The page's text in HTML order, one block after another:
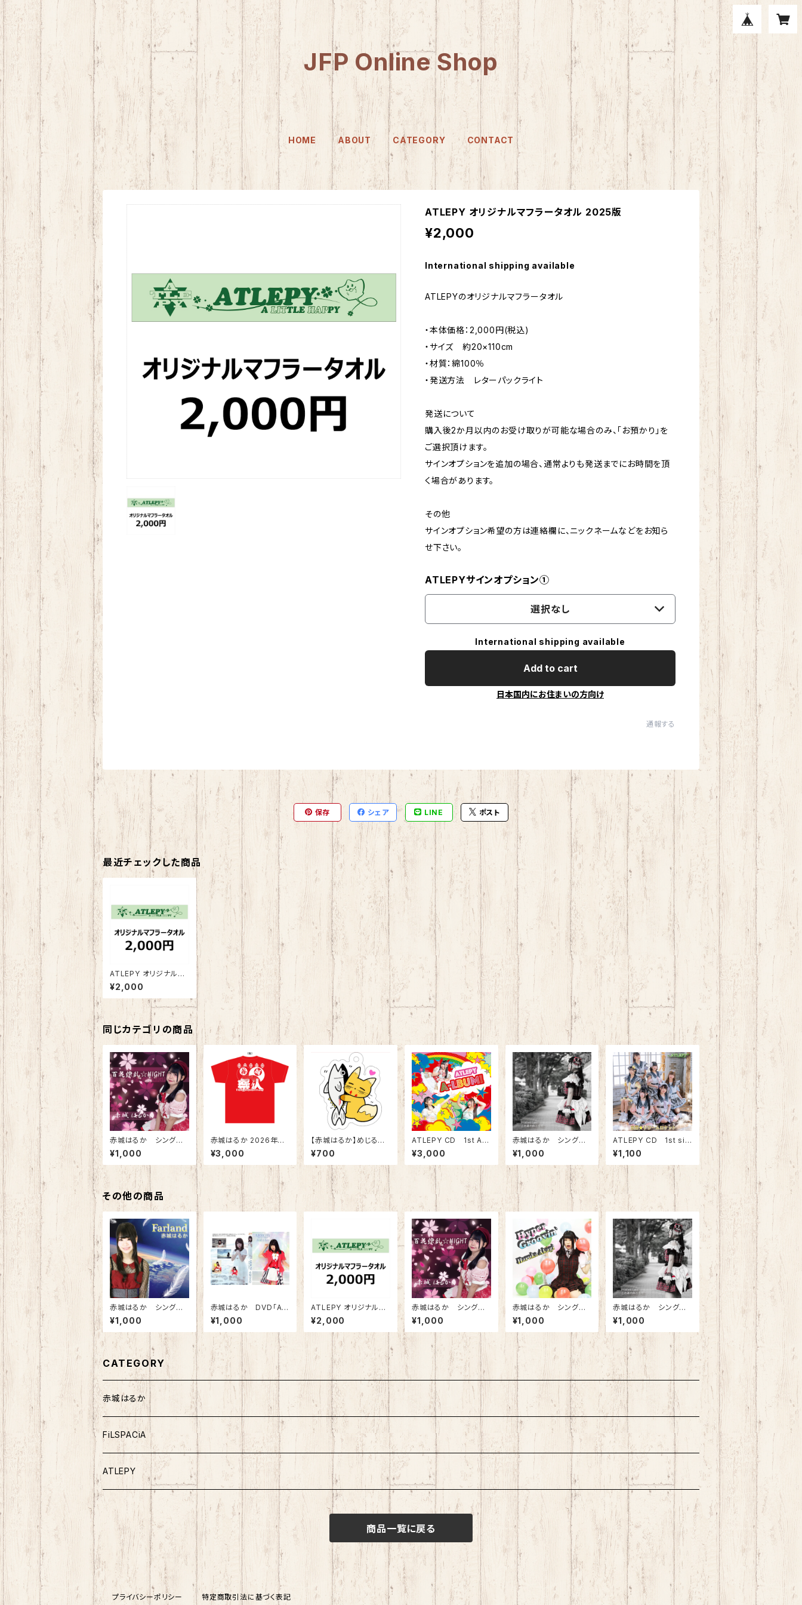
JFP Online Shop
HOME ABOUT CATEGORY CONTACT
ATLEPY オリジナルマフラータオル 2025版
¥2,000
International shipping available
ATLEPYのオリジナルマフラータオル
・本体価格：2,000円(税込)
・サイズ 約20×110cm
・材質：綿100％
・発送方法 レターパックライト
発送について
購入後2か月以内のお受け取りが可能な場合のみ、「お預かり」を
ご選択頂けます。
サインオプションを追加の場合、通常よりも発送までにお時間を頂
く場合があります。
その他
サインオプション希望の方は連絡欄に、ニックネームなどをお知ら
せ下さい。
ATLEPYサインオプション①
選択なし
International shipping available
Add to cart
日本国内にお住まいの方向け
通報する
保存 シェア LINE ポスト
最近チェックした商品
ATLEPY オリジナルマ
フラータオル 2025版
¥2,000
同じカテゴリの商品
赤城はるか シングル
CD「百花繚乱☆NIGH
T」
¥1,000
赤城はるか 2026年版
Tシャツ
¥3,000
【赤城はるか】めじるし
チャーム
¥700
ATLEPY CD 1st AL
BUM「A-LBUM」
¥3,000
赤城はるか シングル
CD「Promised Land/
この道の向こうで」
¥1,000
ATLEPY CD 1st sin
gle「全開☆ドリームロ
ケット」
¥1,100
その他の商品
赤城はるか シングル
CD「Farland」
¥1,000
赤城はるか DVD「AR
ROW」MV
¥1,000
ATLEPY オリジナルマ
フラータオル 2025版
¥2,000
赤城はるか シングル
CD「百花繚乱☆NIGH
T」
¥1,000
赤城はるか シングル
CD「Hyper Groovin'」
¥1,000
赤城はるか シングル
CD「Promised Land/
この道の向こうで」
¥1,000
CATEGORY
赤城はるか
FiLSPACiA
ATLEPY
商品一覧に戻る
プライバシーポリシー 特定商取引法に基づく表記